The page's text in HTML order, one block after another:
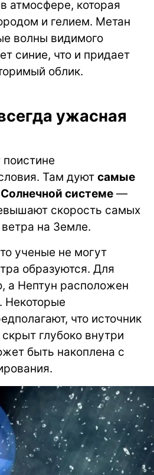
атмосфере, которая
и гелием. Метан
волны видимого
синие, что и придает
облик.
ужасная
Там дуют самые
системе —
скорость самых
на Земле.
ученые не могут
образуются. Для
а Нептун расположен
Некоторые
что источник
глубоко внутри
быть накоплена с